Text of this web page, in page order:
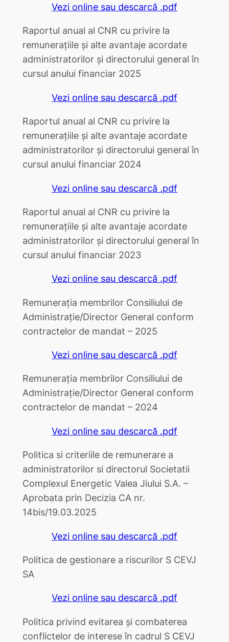
Vezi online sau descarcă .pdf
Raportul anual al CNR cu privire la
remunerațiile și alte avantaje acordate
administratorilor și directorului general în
cursul anului financiar 2025
Vezi online sau descarcă .pdf
Raportul anual al CNR cu privire la
remunerațiile și alte avantaje acordate
administratorilor și directorului general în
cursul anului financiar 2024
Vezi online sau descarcă .pdf
Raportul anual al CNR cu privire la
remunerațiile și alte avantaje acordate
administratorilor și directorului general în
cursul anului financiar 2023
Vezi online sau descarcă .pdf
Remunerația membrilor Consiliului de
Administrație/Director General conform
contractelor de mandat – 2025
Vezi online sau descarcă .pdf
Remunerația membrilor Consiliului de
Administrație/Director General conform
contractelor de mandat – 2024
Vezi online sau descarcă .pdf
Politica si criteriile de remunerare a
administratorilor si directorul Societatii
Complexul Energetic Valea Jiului S.A. –
Aprobata prin Decizia CA nr.
14bis/19.03.2025
Vezi online sau descarcă .pdf
Politica de gestionare a riscurilor S CEVJ
SA
Vezi online sau descarcă .pdf
Politica privind evitarea și combaterea
conflictelor de interese în cadrul S CEVJ